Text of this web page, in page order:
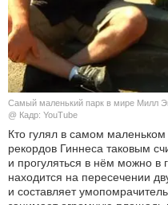
Самый маленький парк в мире Милл
@ Кадр: YouTube
Кто гулял в самом
рекордов Гиннеса таковым
и прогуляться в нём можно
находится на пересечении
и составляет